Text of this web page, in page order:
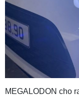
MEGALODON cho